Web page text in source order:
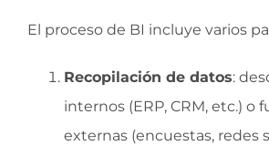
El proceso de BI incluye varios
Recopilación de datos:
internos (ERP, CRM, etc.) o
externas (encuestas, redes